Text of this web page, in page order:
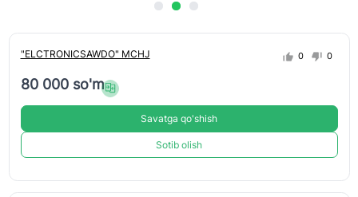
"ELCTRONICSAWDO" MCHJ 0 0
80 000 so'm
Savatga qo'shish
Sotib olish